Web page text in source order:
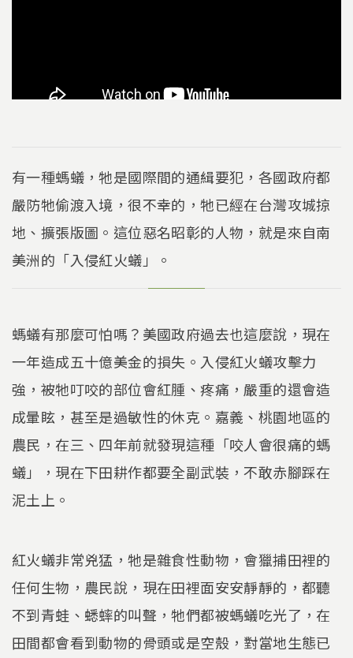
有一種螞蟻，牠是國際間的通緝要犯，各國政府都
嚴防牠偷渡入境，很不幸的，牠已經在台灣攻城掠
地、擴張版圖。這位惡名昭彰的人物，就是來自南
美洲的「入侵紅火蟻」。
螞蟻有那麼可怕嗎？美國政府過去也這麼說，現在
一年造成五十億美金的損失。入侵紅火蟻攻擊力
強，被牠叮咬的部位會紅腫、疼痛，嚴重的還會造
成暈眩，甚至是過敏性的休克。嘉義、桃園地區的
農民，在三、四年前就發現這種「咬人會很痛的螞
蟻」，現在下田耕作都要全副武裝，不敢赤腳踩在
泥土上。
紅火蟻非常兇猛，牠是雜食性動物，會獵捕田裡的
任何生物，農民說，現在田裡面安安靜靜的，都聽
不到青蛙、蟋蟀的叫聲，牠們都被螞蟻吃光了，在
田間都會看到動物的骨頭或是空殼，對當地生態已